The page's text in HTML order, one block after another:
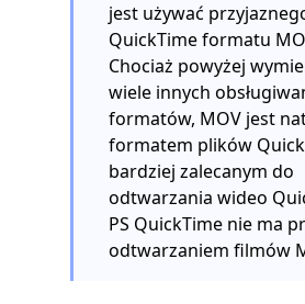
jest używać
QuickTime formatu
Chociaż powyżej
wiele innych
formatów, MOV jest
formatem plików
bardziej zalecanym do
odtwarzania wideo
PS QuickTime nie ma
odtwarzaniem filmów